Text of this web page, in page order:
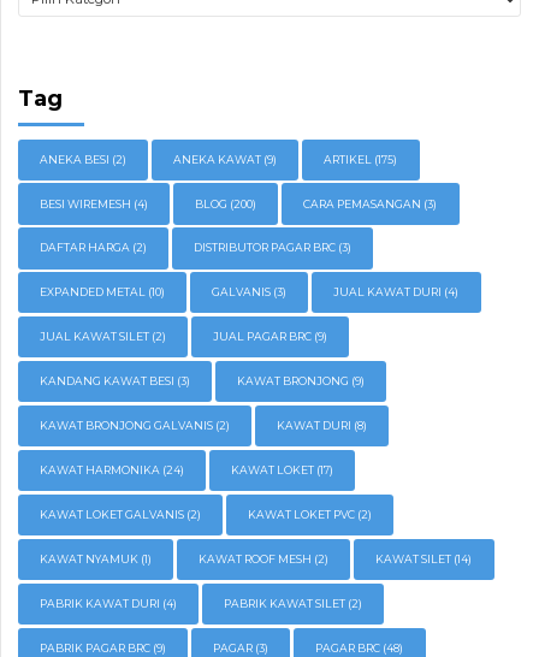
Tag
ANEKA BESI (2) ANEKA KAWAT (9) ARTIKEL (175)
BESI WIREMESH (4) BLOG (200) CARA PEMASANGAN (3)
DAFTAR HARGA (2) DISTRIBUTOR PAGAR BRC (3)
EXPANDED METAL (10) GALVANIS (3) JUAL KAWAT DURI (4)
JUAL KAWAT SILET (2) JUAL PAGAR BRC (9)
KANDANG KAWAT BESI (3) KAWAT BRONJONG (9)
KAWAT BRONJONG GALVANIS (2) KAWAT DURI (8)
KAWAT HARMONIKA (24) KAWAT LOKET (17)
KAWAT LOKET GALVANIS (2) KAWAT LOKET PVC (2)
KAWAT NYAMUK (1) KAWAT ROOF MESH (2) KAWAT SILET (14)
PABRIK KAWAT DURI (4) PABRIK KAWAT SILET (2)
PABRIK PAGAR BRC (9) PAGAR (3) PAGAR BRC (48)